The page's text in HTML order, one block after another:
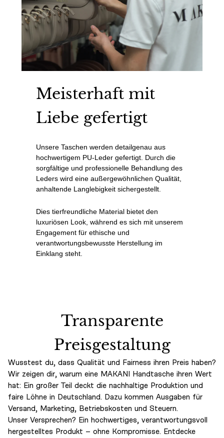
Meisterhaft mit
Liebe gefertigt
Unsere Taschen werden detailgenau aus
hochwertigem PU-Leder gefertigt. Durch die
sorgfältige und professionelle Behandlung des
Leders wird eine außergewöhnlichen Qualität,
anhaltende Langlebigkeit sichergestellt.
Dies tierfreundliche Material bietet den
luxuriösen Look, während es sich mit unserem
Engagement für ethische und
verantwortungsbewusste Herstellung im
Einklang steht.
Transparente
Preisgestaltung
Wusstest du, dass Qualität und Fairness ihren Preis haben?
Wir zeigen dir, warum eine MAKANI Handtasche ihren Wert
hat: Ein großer Teil deckt die nachhaltige Produktion und
faire Löhne in Deutschland. Dazu kommen Ausgaben für
Versand, Marketing, Betriebskosten und Steuern.
Unser Versprechen? Ein hochwertiges, verantwortungsvoll
hergestelltes Produkt – ohne Kompromisse. Entdecke